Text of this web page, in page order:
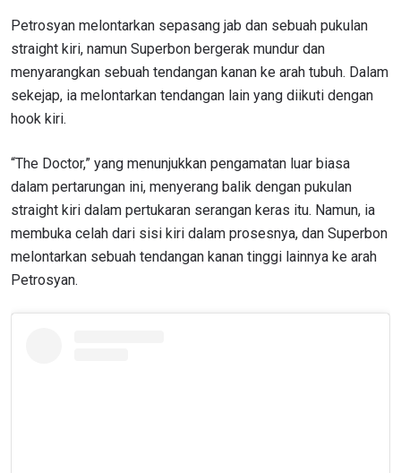
Petrosyan melontarkan sepasang jab dan sebuah pukulan
straight kiri, namun Superbon bergerak mundur dan
menyarangkan sebuah tendangan kanan ke arah tubuh. Dalam
sekejap, ia melontarkan tendangan lain yang diikuti dengan
hook kiri.
“The Doctor,” yang menunjukkan pengamatan luar biasa
dalam pertarungan ini, menyerang balik dengan pukulan
straight kiri dalam pertukaran serangan keras itu. Namun, ia
membuka celah dari sisi kiri dalam prosesnya, dan Superbon
melontarkan sebuah tendangan kanan tinggi lainnya ke arah
Petrosyan.